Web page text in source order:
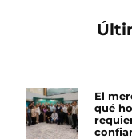
El
qué